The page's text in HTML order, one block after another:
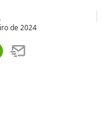
de 2024